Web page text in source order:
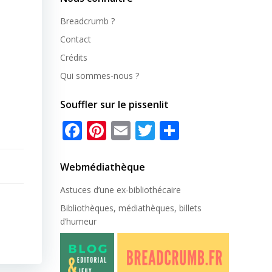
Breadcrumb ?
Contact
Crédits
Qui sommes-nous ?
Souffler sur le pissenlit
Facebook
Pinterest
EmailTwitter
Webmédiathèque
Astuces d’une ex-bibliothécaire
Bibliothèques, médiathèques, billets
d’humeur